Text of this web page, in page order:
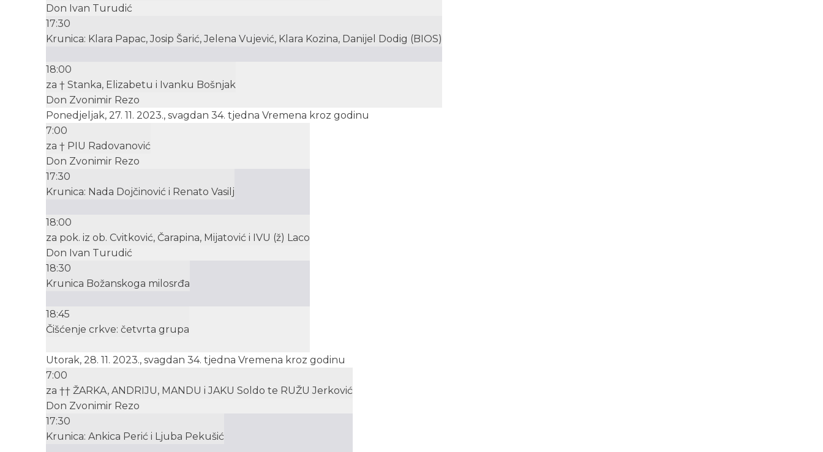
Don Ivan Turudić
17:30
Krunica: Klara Papac, Josip Šarić, Jelena Vujević, Klara Kozina, Danijel Dodig (BIOS)
18:00
za † Stanka, Elizabetu i Ivanku Bošnjak
Don Zvonimir Rezo
Ponedjeljak, 27. 11. 2023., svagdan 34. tjedna Vremena kroz godinu
7:00
za † PIU Radovanović
Don Zvonimir Rezo
17:30
Krunica: Nada Dojčinović i Renato Vasilj
18:00
za pok. iz ob. Cvitković, Čarapina, Mijatović i IVU (ž) Laco
Don Ivan Turudić
18:30
Krunica Božanskoga milosrđa
18:45
Čišćenje crkve: četvrta grupa
Utorak, 28. 11. 2023., svagdan 34. tjedna Vremena kroz godinu
7:00
za †† ŽARKA, ANDRIJU, MANDU i JAKU Soldo te RUŽU Jerković
Don Zvonimir Rezo
17:30
Krunica: Ankica Perić i Ljuba Pekušić